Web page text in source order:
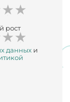
рост
данных и